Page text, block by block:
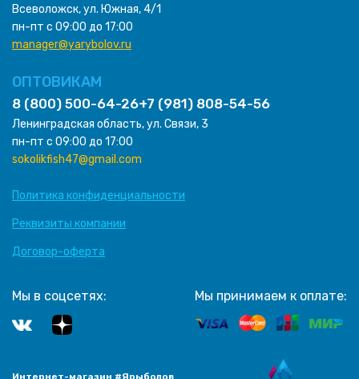
Всеволожск, ул. Южная, 4/1
пн-пт с 09:00 до 17:00
manager@yarybolov.ru
ОПТОВИКАМ
8 (800) 500-64-26+7 (981) 808-54-56
Ленинградская область, ул. Связи, 3
пн-пт с 09:00 до 17:00
sokolikfish47@gmail.com
Политика конфиденциальности
Реквизиты компании
Договор-оферта
Мы в соцсетях: Мы принимаем к оплате:
Интернет-магазин #Ярыболов